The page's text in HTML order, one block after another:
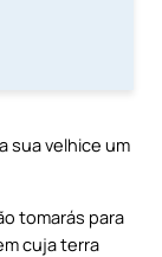
sua velhice um
tomarás para
cuja terra